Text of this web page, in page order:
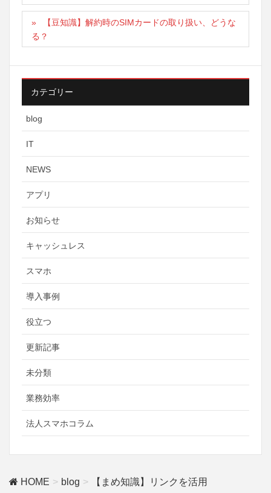
【豆知識】解約時のSIMカードの取り扱い、どうな
る？
カテゴリー
blog
IT
NEWS
アプリ
お知らせ
キャッシュレス
スマホ
導入事例
役立つ
更新記事
未分類
業務効率
法人スマホコラム
HOME blog 【まめ知識】リンクを活用